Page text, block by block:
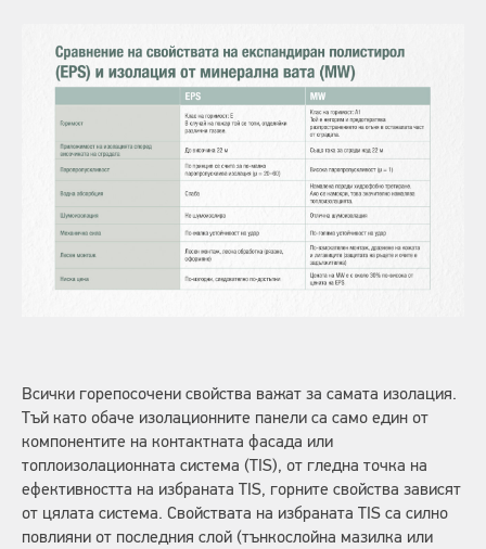
Всички горепосочени свойства важат за самата изолация.
Тъй като обаче изолационните панели са само един от
компонентите на контактната фасада или
топлоизолационната система (TIS), от гледна точка на
ефективността на избраната TIS, горните свойства зависят
от цялата система. Свойствата на избраната TIS са силно
повлияни от последния слой (тънкослойна мазилка или